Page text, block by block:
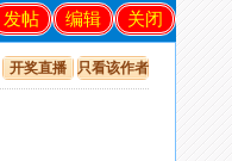
关闭
编辑
发帖
开奖直播 只看该作者